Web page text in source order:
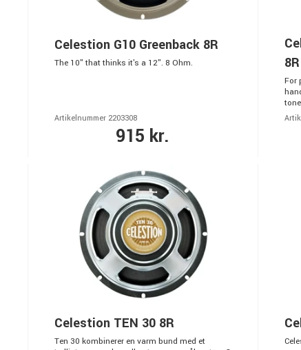
Celestion G10 Greenback 8R
The 10" that thinks it's a 12". 8 Ohm.
Artikelnummer 2203308
915 kr.
8R
For
Celestion TEN 30 8R
Ten 30 kombinerer en varm bund med et